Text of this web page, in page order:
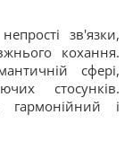
зв'язки,
кохання.
сфері,
стосунків.
гармонійний і